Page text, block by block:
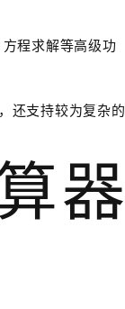
程求解等高级功
还支持较为复杂的
器